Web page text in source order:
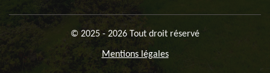
© 2025 - 2026 Tout droit réservé
Mentions légales